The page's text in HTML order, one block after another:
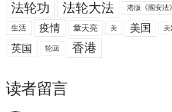
法轮功 法轮大法 港版《國安法》
生活 疫情 章天亮 美 美国 美
英国 轮回 香港
读者留言